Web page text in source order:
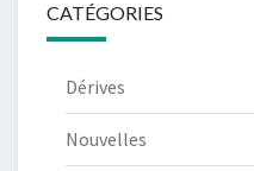
CATÉGORIES
Dérives
Nouvelles